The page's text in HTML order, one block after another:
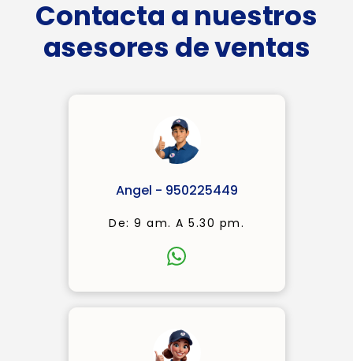
Contacta a nuestros
asesores de ventas
Angel - 950225449
De: 9 am. A 5.30 pm.